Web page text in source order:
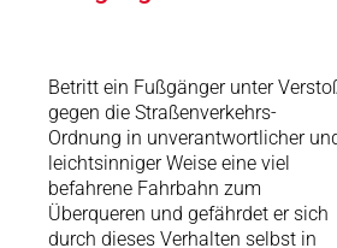
Betritt ein Fußgänger unter
gegen die Straßenverkehrs-
Ordnung in unverantwortlicher
leichtsinniger Weise eine viel
befahrene Fahrbahn zum
Überqueren und gefährdet er sich
durch dieses Verhalten selbst in